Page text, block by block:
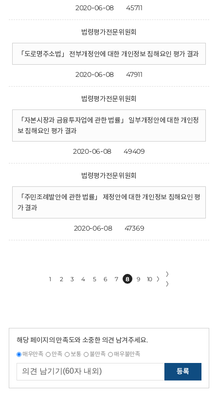
2020-06-08 45711
법령평가전문위원회
「도로명주소법」 전부개정안에 대한 개인정보 침해요인 평가 결과
2020-06-08 47911
법령평가전문위원회
「자본시장과 금융투자업에 관한 법률」 일부개정안에 대한 개인정
보 침해요인 평가 결과
2020-06-08 49409
법령평가전문위원회
「주민조례발안에 관한 법률」 제정안에 대한 개인정보 침해요인 평
가 결과
2020-06-08 47369
1 2 3 4 5 6 7 8 9 10 〉
〉
〉
해당 페이지의 만족도와 소중한 의견 남겨주세요.
매우만족 만족 보통 불만족 매우불만족
등록